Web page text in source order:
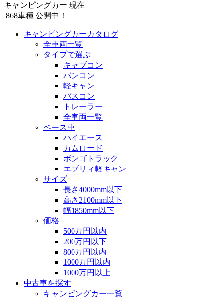
キャンピングカー 現在
868車種 公開中！
キャンピングカーカタログ
全車両一覧
タイプで選ぶ
キャブコン
バンコン
軽キャン
バスコン
トレーラー
全車両一覧
ベース車
ハイエース
カムロード
ボンゴトラック
エブリィ軽キャン
サイズ
長さ4000mm以下
高さ2100mm以下
幅1850mm以下
価格
500万円以内
200万円以下
800万円以内
1000万円以内
1000万円以上
中古車を探す
キャンピングカー一覧